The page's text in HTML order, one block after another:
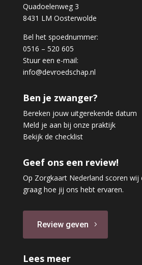
Quadoelenweg 3
8431 LM Oosterwolde
Bel het spoednummer:
0516 – 520 605
Stuur een e-mail:
info@devroedschap.nl
Ben je zwanger?
Bereken jouw uitgerekende datum
Meld je aan bij onze praktijk
Bekijk de checklist
Geef ons een review!
Op Zorgkaart Nederland scoren wij
graag hoe jij ons hebt ervaren.
Review geven
Lees meer